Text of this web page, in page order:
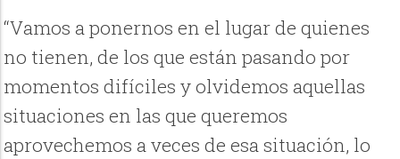
“Vamos a ponernos en el lugar de quienes
no tienen, de los que están pasando por
momentos difíciles y olvidemos aquellas
situaciones en las que queremos
aprovechemos a veces de esa situación, lo